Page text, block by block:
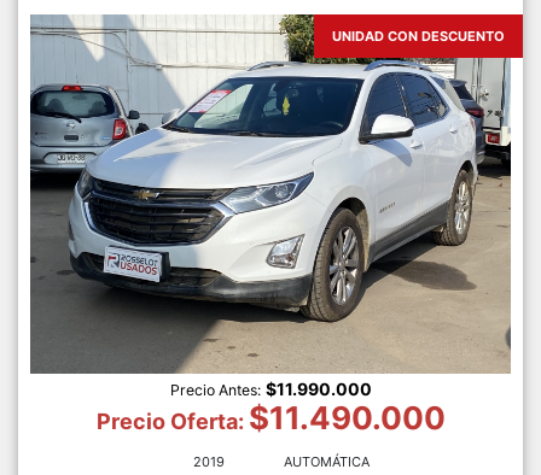
UNIDAD CON DESCUENTO
Precio Antes: $11.990.000
Precio Oferta: $11.490.000
2019
AUTOMÁTICA